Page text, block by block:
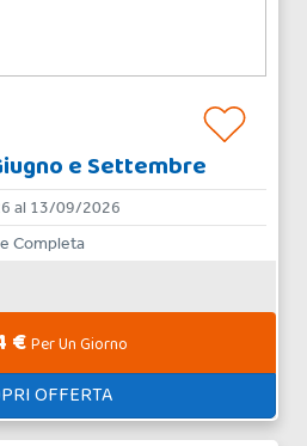
e Settembre
al 13/09/2026
Completa
€Per Un Giorno
OFFERTA